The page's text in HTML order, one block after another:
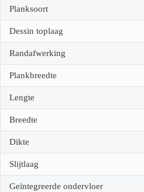
Planksoort
Dessin toplaag
Randafwerking
Plankbreedte
Lengte
Breedte
Dikte
Slijtlaag
Geïntegreerde ondervloer